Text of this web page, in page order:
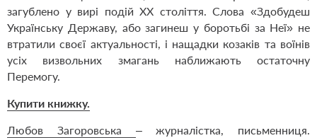
загублено у вирі подій ХХ століття. Слова «Здобудеш
Українську Державу, або загинеш у боротьбі за Неї» не
втратили своєї актуальності, і нащадки козаків та воїнів
усіх визвольних змагань наближають остаточну
Перемогу.
Купити книжку.
Любов Загоровська – журналістка, письменниця.